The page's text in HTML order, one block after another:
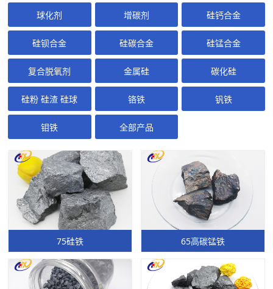
球化剂 增碳剂 硅钙合金
硅钡合金 硅碳合金 硅锰合金
复合脱氧剂 金属硅 碳化硅
硅粉 硅渣 硅球 铬铁 钒铁
钼铁 全部产品
75硅铁 65高碳锰铁